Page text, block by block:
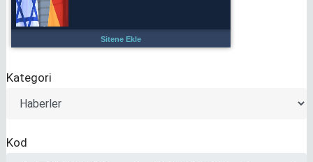
Sitene Ekle
Kategori
Kod